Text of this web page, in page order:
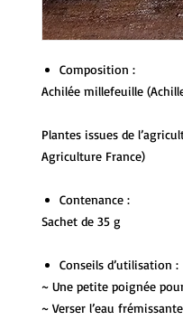
Composition :
Achilée millefeuille
Plantes issues de
Agriculture France)
Contenance :
Sachet de 35 g
Conseils d’utilisation :
~ Une petite poignée
~ Verser l’eau